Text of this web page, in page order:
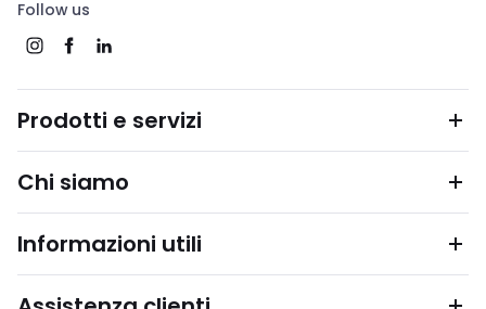
Follow us
Prodotti e servizi
Chi siamo
Informazioni utili